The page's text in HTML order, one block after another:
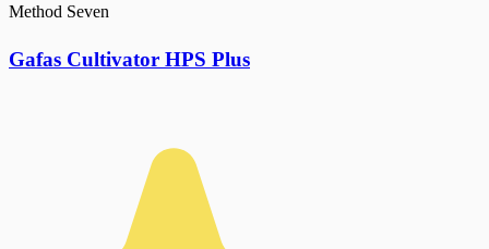
Method Seven
Gafas Cultivator HPS Plus